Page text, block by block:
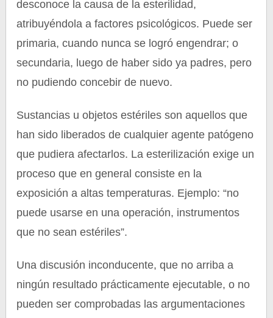
desconoce la causa de la esterilidad,
atribuyéndola a factores psicológicos. Puede ser
primaria, cuando nunca se logró engendrar; o
secundaria, luego de haber sido ya padres, pero
no pudiendo concebir de nuevo.
Sustancias u objetos estériles son aquellos que
han sido liberados de cualquier agente patógeno
que pudiera afectarlos. La esterilización exige un
proceso que en general consiste en la
exposición a altas temperaturas. Ejemplo: “no
puede usarse en una operación, instrumentos
que no sean estériles”.
Una discusión inconducente, que no arriba a
ningún resultado prácticamente ejecutable, o no
pueden ser comprobadas las argumentaciones